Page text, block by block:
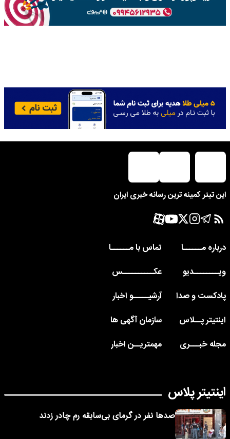
این تیتر کمینه ترین رسانه خبری ایران
درباره مــــــا
تماس با مــــــا
ویــــــــدیو
عکــــــــــس
پادکست و صدا
آرشیـــــو اخبار
اینتیتر پــلاس
سازمان آگهی ها
مجله خبـــری
مهمتریــن اخبار
اینتیتر پلاس
صدها نفر در گرمای بی‌سابقه رم چادر زدند